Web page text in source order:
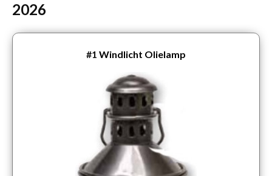
2026
#1 Windlicht Olielamp